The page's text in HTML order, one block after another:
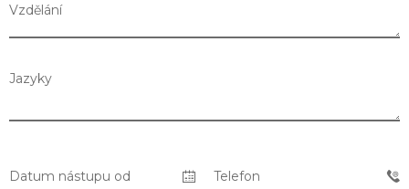
Seznam prodejen
Vzdělání
Jazyky
Datum nástupu od Telefon